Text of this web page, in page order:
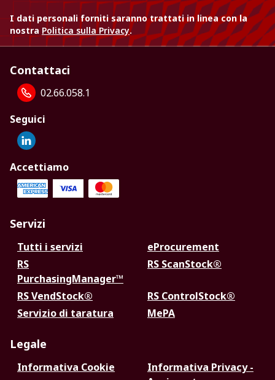
I dati personali forniti saranno trattati in linea con la
nostra Politica sulla Privacy.
Contattaci
02.66.058.1
Seguici
Accettiamo
Servizi
Tutti i servizi
eProcurement
RS
PurchasingManager™
RS ScanStock®
RS VendStock®
RS ControlStock®
Servizio di taratura
MePA
Legale
Informativa Cookie
Informativa Privacy -